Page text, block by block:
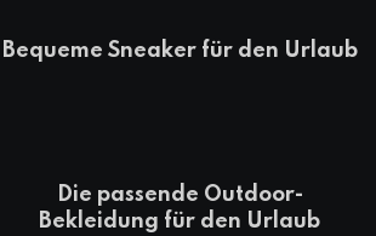
Bequeme Sneaker für den Urlaub
Die passende Outdoor-
Bekleidung für den Urlaub